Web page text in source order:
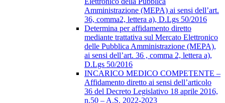
Amministrazione (MEPA) ai sensi dell’art.
36, comma2, lettera a), D.Lgs 50/2016
Determina per affidamento diretto
mediante trattativa sul Mercato Elettronico
delle Pubblica Amministrazione (MEPA),
ai sensi dell’art. 36 , comma 2, lettera a),
D.Lgs 50/2016
INCARICO MEDICO COMPETENTE –
Affidamento diretto ai sensi dell’articolo
36 del Decreto Legislativo 18 aprile 2016,
n.50 – A.S. 2022-2023